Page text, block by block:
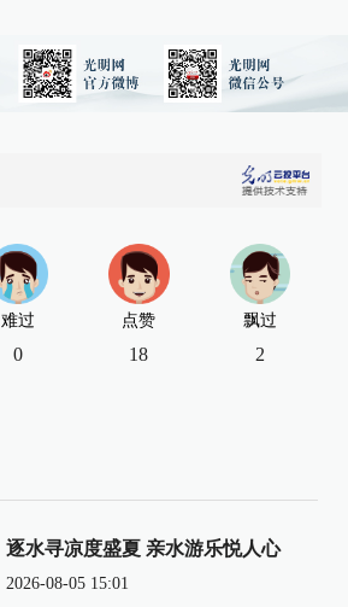
难过
0
点赞
18
飘过
2
逐水寻凉度盛夏 亲水游乐悦人心
2026-08-05 15:01